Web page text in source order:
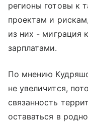
регионы готовы к
проектам и
из них - миграция
зарплатами.
По мнению
не увеличится,
связанность
оставаться в